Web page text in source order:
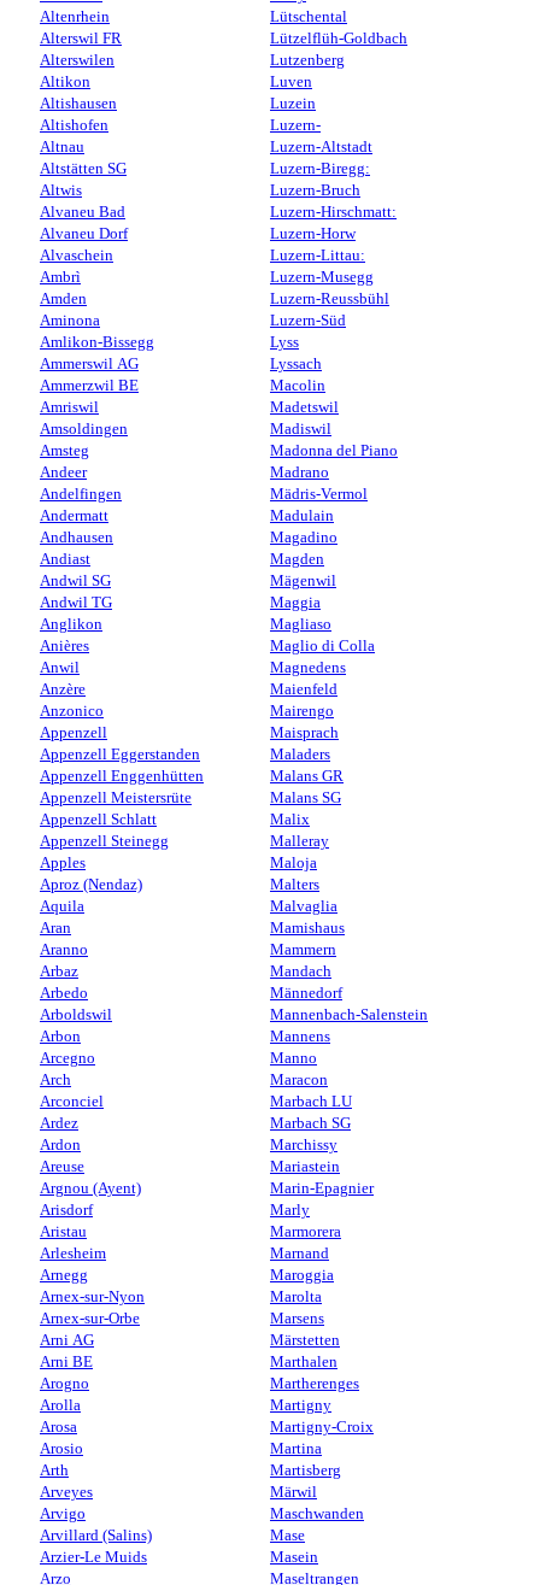
Altenrhein
Alterswil FR
Alterswilen
Altikon
Altishausen
Altishofen
Altnau
Altstätten SG
Altwis
Alvaneu Bad
Alvaneu Dorf
Alvaschein
Ambrì
Amden
Aminona
Amlikon-Bissegg
Ammerswil AG
Ammerzwil BE
Amriswil
Amsoldingen
Amsteg
Andeer
Andelfingen
Andermatt
Andhausen
Andiast
Andwil SG
Andwil TG
Anglikon
Anières
Anwil
Anzère
Anzonico
Appenzell
Appenzell Eggerstanden
Appenzell Enggenhütten
Appenzell Meistersrüte
Appenzell Schlatt
Appenzell Steinegg
Apples
Aproz (Nendaz)
Aquila
Aran
Aranno
Arbaz
Arbedo
Arboldswil
Arbon
Arcegno
Arch
Arconciel
Ardez
Ardon
Areuse
Argnou (Ayent)
Arisdorf
Aristau
Arlesheim
Arnegg
Arnex-sur-Nyon
Arnex-sur-Orbe
Arni AG
Arni BE
Arogno
Arolla
Arosa
Arosio
Arth
Arveyes
Arvigo
Arvillard (Salins)
Arzier-Le Muids
Arzo
Lütschental
Lützelflüh-Goldbach
Lutzenberg
Luven
Luzein
Luzern-
Luzern-Altstadt
Luzern-Biregg:
Luzern-Bruch
Luzern-Hirschmatt:
Luzern-Horw
Luzern-Littau:
Luzern-Musegg
Luzern-Reussbühl
Luzern-Süd
Lyss
Lyssach
Macolin
Madetswil
Madiswil
Madonna del Piano
Madrano
Mädris-Vermol
Madulain
Magadino
Magden
Mägenwil
Maggia
Magliaso
Maglio di Colla
Magnedens
Maienfeld
Mairengo
Maisprach
Maladers
Malans GR
Malans SG
Malix
Malleray
Maloja
Malters
Malvaglia
Mamishaus
Mammern
Mandach
Männedorf
Mannenbach-Salenstein
Mannens
Manno
Maracon
Marbach LU
Marbach SG
Marchissy
Mariastein
Marin-Epagnier
Marly
Marmorera
Marnand
Maroggia
Marolta
Marsens
Märstetten
Marthalen
Martherenges
Martigny
Martigny-Croix
Martina
Martisberg
Märwil
Maschwanden
Mase
Masein
Maseltrangen